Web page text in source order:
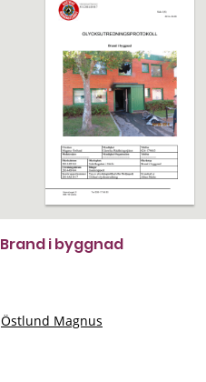
Brand i byggnad
Östlund Magnus